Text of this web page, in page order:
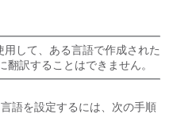
して、ある言語で作成された
翻訳することはできません。
語を設定するには、次の手順